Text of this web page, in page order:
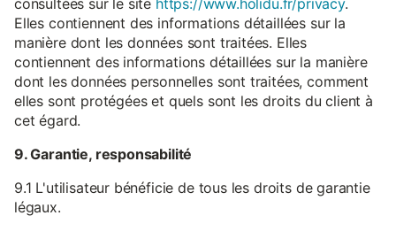
consultées sur le site https://www.holidu.fr/privacy.
Elles contiennent des informations détaillées sur la
manière dont les données sont traitées. Elles
contiennent des informations détaillées sur la manière
dont les données personnelles sont traitées, comment
elles sont protégées et quels sont les droits du client à
cet égard.
9. Garantie, responsabilité
9.1 L'utilisateur bénéficie de tous les droits de garantie
légaux.